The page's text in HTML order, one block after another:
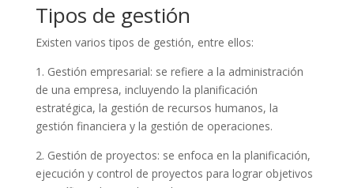
Tipos de gestión
Existen varios tipos de gestión, entre ellos:
1. Gestión empresarial: se refiere a la administración
de una empresa, incluyendo la planificación
estratégica, la gestión de recursos humanos, la
gestión financiera y la gestión de operaciones.
2. Gestión de proyectos: se enfoca en la planificación,
ejecución y control de proyectos para lograr objetivos